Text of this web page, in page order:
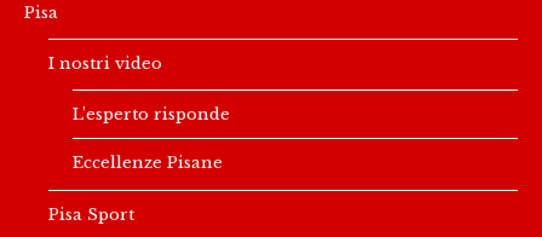
Pisa
I nostri video
L’esperto risponde
Eccellenze Pisane
Pisa Sport